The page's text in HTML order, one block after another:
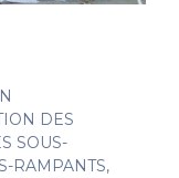
DES
SOUS-
RAMPANTS,